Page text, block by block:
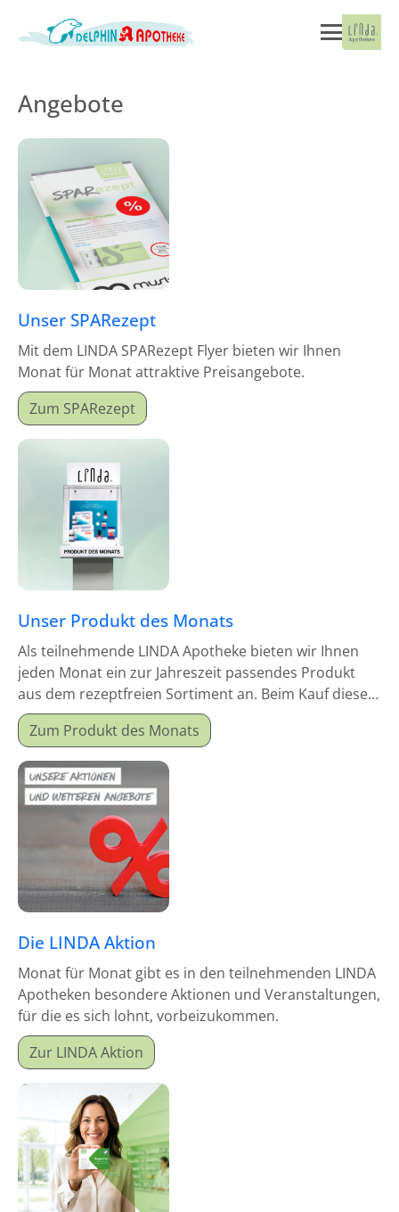
Angebote
Unser SPARezept
Mit dem LINDA SPARezept Flyer bieten wir Ihnen
Monat für Monat attraktive Preisangebote.
Zum SPARezept
Unser Produkt des Monats
Als teilnehmende LINDA Apotheke bieten wir Ihnen
jeden Monat ein zur Jahreszeit passendes Produkt
aus dem rezeptfreien Sortiment an. Beim Kauf dieses
Monatsproduktes erhalten Sie einen Mitgabeartikel
gratis dazu.
Zum Produkt des Monats
Die LINDA Aktion
Monat für Monat gibt es in den teilnehmenden LINDA
Apotheken besondere Aktionen und Veranstaltungen,
für die es sich lohnt, vorbeizukommen.
Zur LINDA Aktion